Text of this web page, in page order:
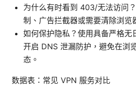
为什么有时看到 403/无法访问
制、广告拦截器或需要清除浏览
如何保护隐私？使用具备严格无
开启 DNS 泄漏防护，避免在浏
态。
数据表：常见 VPN 服务对比